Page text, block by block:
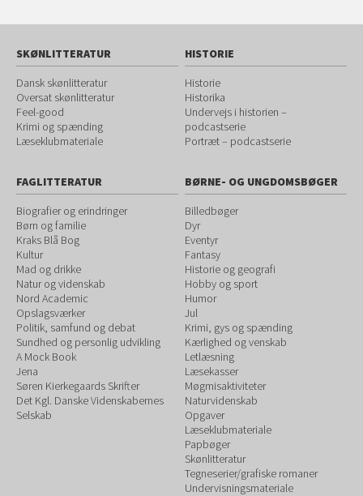
SKØNLITTERATUR
Dansk skønlitteratur
Oversat skønlitteratur
Feel-good
Krimi og spænding
Læseklubmateriale
HISTORIE
Historie
Historika
Undervejs i historien –
podcastserie
Portræt – podcastserie
FAGLITTERATUR
Biografier og erindringer
Børn og familie
Kraks Blå Bog
Kultur
Mad og drikke
Natur og videnskab
Nord Academic
Opslagsværker
Politik, samfund og debat
Sundhed og personlig udvikling
A Mock Book
Jena
Søren Kierkegaards Skrifter
Det Kgl. Danske Videnskabernes
Selskab
BØRNE- OG UNGDOMSBØGER
Billedbøger
Dyr
Eventyr
Fantasy
Historie og geografi
Hobby og sport
Humor
Jul
Krimi, gys og spænding
Kærlighed og venskab
Letlæsning
Læsekasser
Møgmisaktiviteter
Naturvidenskab
Opgaver
Læseklubmateriale
Papbøger
Skønlitteratur
Tegneserier/grafiske romaner
Undervisningsmateriale